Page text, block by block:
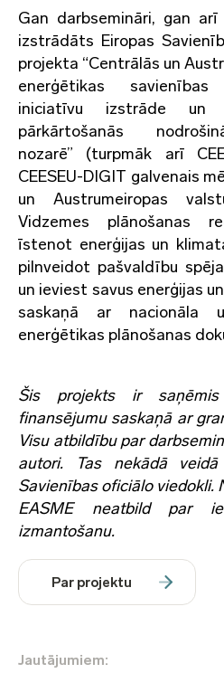
Gan darbsemināri, gan
izstrādāts Eiropas
projekta “Centrālās un
enerģētikas
iniciatīvu izstrāde un
pārkārtošanās
nozarē” (turpmāk arī
CEESEU-DIGIT galvenais
un Austrumeiropas
Vidzemes plānošanas
īstenot enerģijas un
pilnveidot pašvaldību
un ieviest savus enerģijas
saskaņā ar nacionāla
enerģētikas plānošanas
Šis projekts ir saņēmis
finansējumu saskaņā ar
Visu atbildību par
autori. Tas nekādā
Savienības oficiālo viedokli.
EASME neatbild par
izmantošanu.
Par projektu
Jautājumiem: